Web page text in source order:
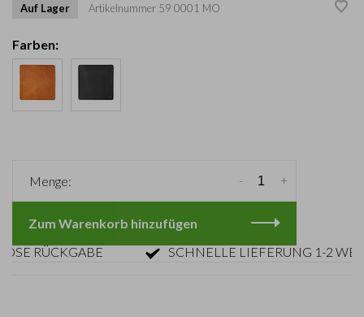
Auf Lager Artikelnummer 59 0001 MO
Farben:
Menge: +
-
Zum Warenkorb hinzufügen
RÜCKGABE
SCHNELLE LIEFERUNG 1-2